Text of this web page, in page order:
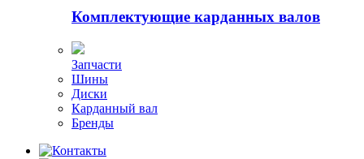
Комплектующие карданных валов
Запчасти
Шины
Диски
Карданный вал
Бренды